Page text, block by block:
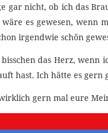
gar nicht, ob ich das
wäre es gewesen,
irgendwie schön
das Herz, wenn
hast. Ich hätte es
gern mal eure